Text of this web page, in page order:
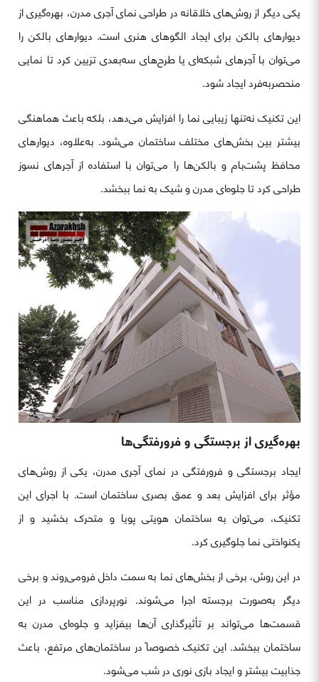
یکی دیگر از روش‌های خلاقانه در طراحی نمای آجری مدرن، بهره‌گیری از
دیوارهای بالکن برای ایجاد الگوهای هنری است. دیوارهای بالکن را
می‌توان با آجرهای شبکه‌ای یا طرح‌های سه‌بعدی تزیین کرد تا نمایی
منحصربه‌فرد ایجاد شود.
این تکنیک نه‌تنها زیبایی نما را افزایش می‌دهد، بلکه باعث هماهنگی
بیشتر بین بخش‌های مختلف ساختمان می‌شود. به‌علاوه، دیوارهای
محافظ پشت‌بام و بالکن‌ها را می‌توان با استفاده از آجرهای نسوز
طراحی کرد تا جلوه‌ای مدرن و شیک به نما ببخشد.
بهره‌گیری از برجستگی و فرورفتگی‌ها
ایجاد برجستگی و فرورفتگی در نمای آجری مدرن، یکی از روش‌های
مؤثر برای افزایش بعد و عمق بصری ساختمان است. با اجرای این
تکنیک، می‌توان به ساختمان هویتی پویا و متحرک بخشید و از
یکنواختی نما جلوگیری کرد.
در این روش، برخی از بخش‌های نما به سمت داخل فرومی‌روند و برخی
دیگر به‌صورت برجسته اجرا می‌شوند. نورپردازی مناسب در این
قسمت‌ها می‌تواند بر تأثیرگذاری آن‌ها بیفزاید و جلوه‌ای مدرن به
ساختمان ببخشد. این تکنیک خصوصاً در ساختمان‌های مرتفع، باعث
جذابیت بیشتر و ایجاد بازی نوری در شب می‌شود.